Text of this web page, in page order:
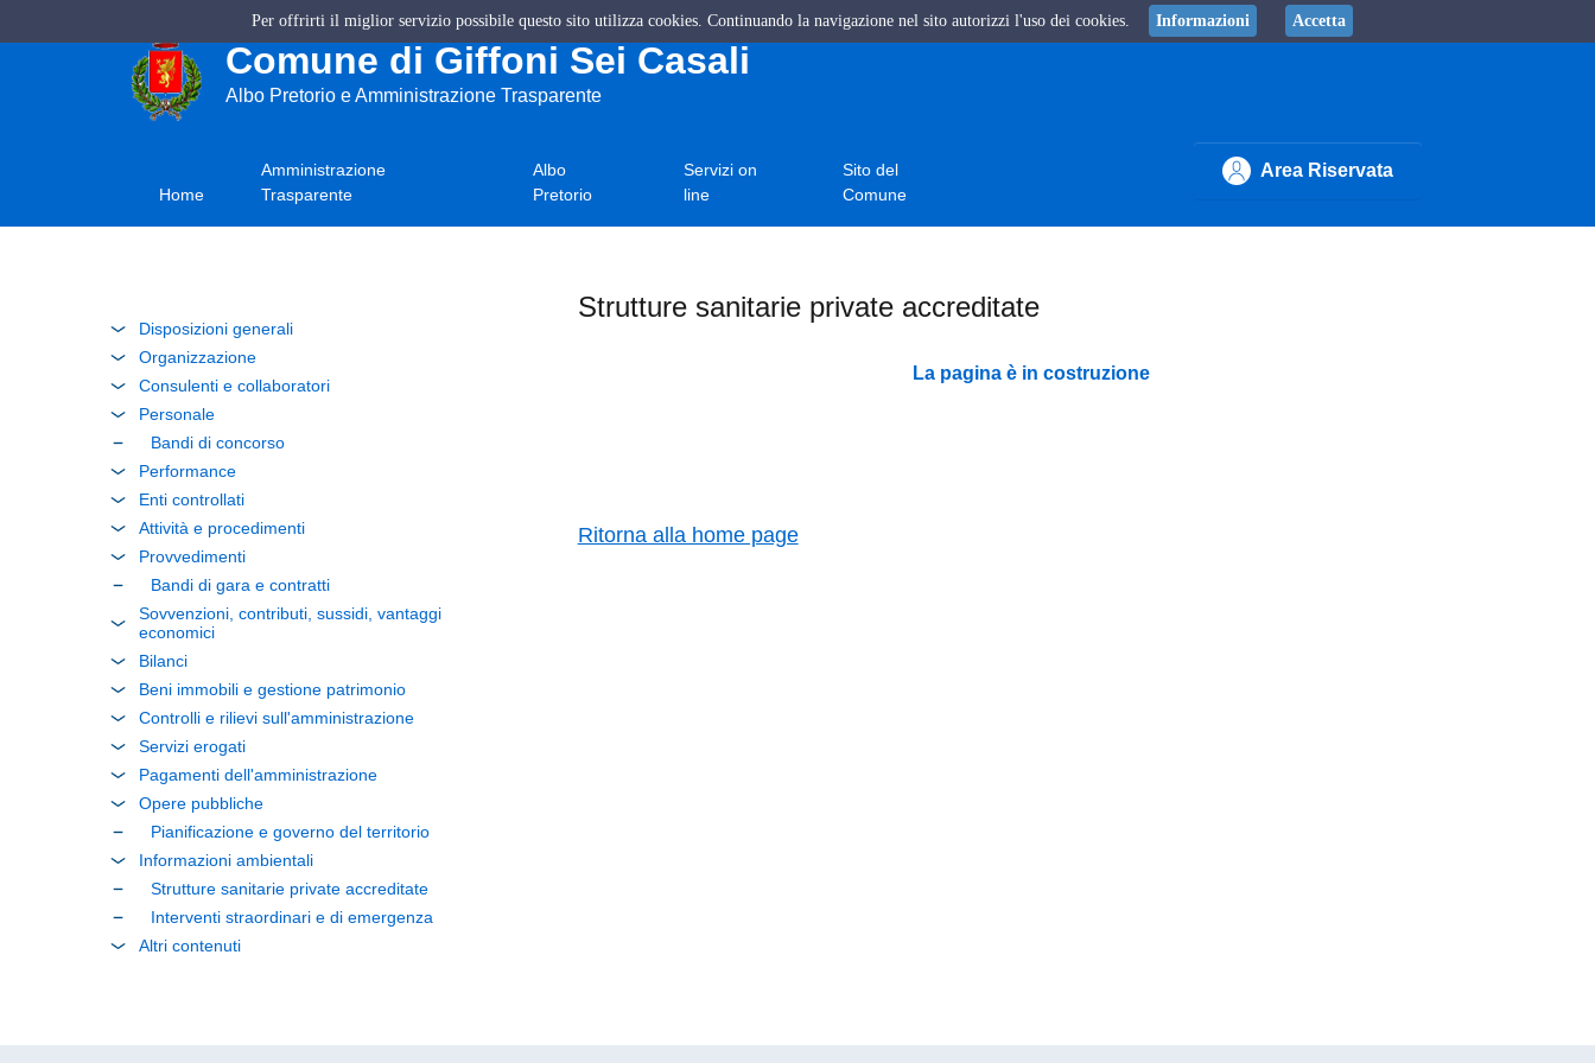
Comune di Giffoni Sei Casali
Albo Pretorio e Amministrazione Trasparente
Home
Amministrazione
Trasparente
Albo
Pretorio
Servizi on
line
Sito del
Comune
Area Riservata
Disposizioni generali
Organizzazione
Consulenti e collaboratori
Personale
Bandi di concorso
Performance
Enti controllati
Attività e procedimenti
Provvedimenti
Bandi di gara e contratti
Sovvenzioni, contributi, sussidi, vantaggi
economici
Bilanci
Beni immobili e gestione patrimonio
Controlli e rilievi sull'amministrazione
Servizi erogati
Pagamenti dell'amministrazione
Opere pubbliche
Pianificazione e governo del territorio
Informazioni ambientali
Strutture sanitarie private accreditate
Interventi straordinari e di emergenza
Altri contenuti
Strutture sanitarie private accreditate
La pagina è in costruzione
Ritorna alla home page
Per offrirti il miglior servizio possibile questo sito utilizza cookies. Continuando la navigazione nel sito autorizzi l'uso dei cookies. Informazioni Accetta